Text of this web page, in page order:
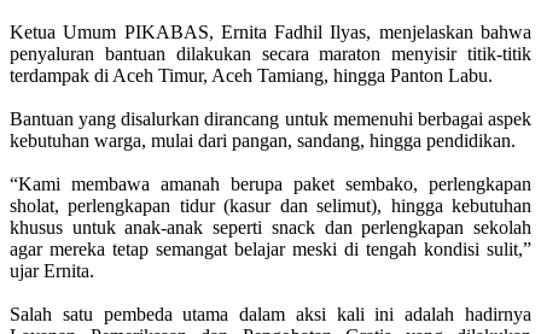
Ketua Umum PIKABAS, Ernita Fadhil Ilyas, menjelaskan bahwa
penyaluran bantuan dilakukan secara maraton menyisir titik-titik
terdampak di Aceh Timur, Aceh Tamiang, hingga Panton Labu.
Bantuan yang disalurkan dirancang untuk memenuhi berbagai aspek
kebutuhan warga, mulai dari pangan, sandang, hingga pendidikan.
“Kami membawa amanah berupa paket sembako, perlengkapan
sholat, perlengkapan tidur (kasur dan selimut), hingga kebutuhan
khusus untuk anak-anak seperti snack dan perlengkapan sekolah
agar mereka tetap semangat belajar meski di tengah kondisi sulit,”
ujar Ernita.
Salah satu pembeda utama dalam aksi kali ini adalah hadirnya